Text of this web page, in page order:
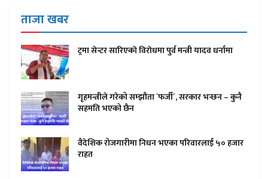
ताजा खबर
ट्रमा सेन्टर सारिएकाे विराेधमा पुर्व मन्त्री यादव धर्नामा
गृहमन्त्रीले गरेको सम्झौता `फर्जी´, सरकार भन्छन – कुनै
सहमति भएको छैन
वैदेशिक रोजगारीमा निधन भएका परिवारलाई ५० हजार
राहत